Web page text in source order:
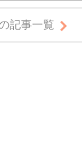
記事一覧